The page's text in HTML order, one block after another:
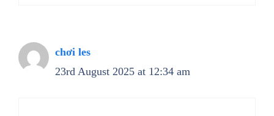
chơi les
23rd August 2025 at 12:34 am